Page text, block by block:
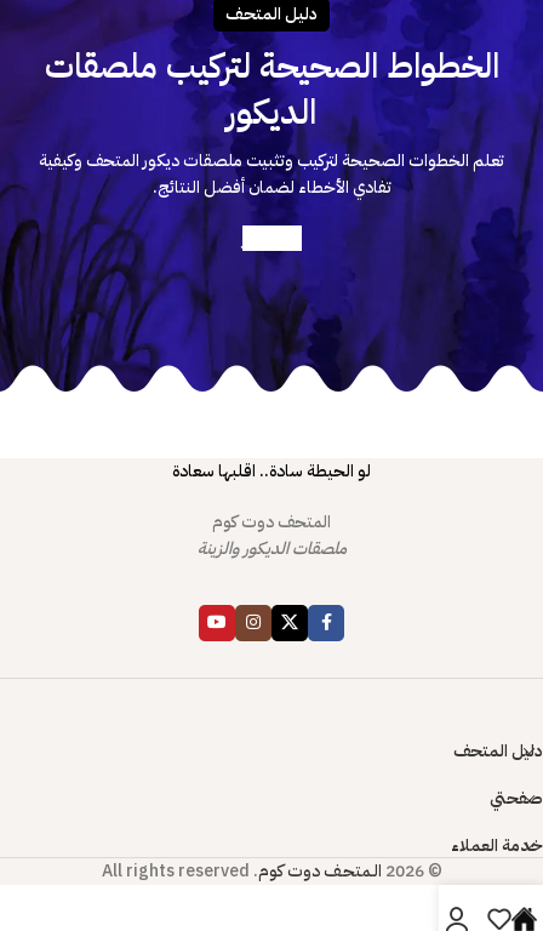
دليـل المتحـف
الخطواط الصحيحة لتركيب ملصقات
الديكور
تعلم الخطوات الصحيحة لتركيب وتثبيت ملصقات ديكور المتحف وكيفية
تفادي الأخطاء لضمان أفضل النتائج.
لو الحيطة سادة.. اقلبها سعادة
المتحف دوت كوم
ملصقات الديكور والزينة
دليل المتحف
صفحتي
خدمة العملاء
© 2026
الـمتحـف دوت كوم. All rights reserved